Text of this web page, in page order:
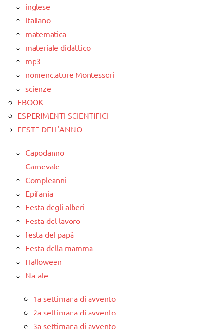
inglese
italiano
matematica
materiale didattico
mp3
nomenclature Montessori
scienze
EBOOK
ESPERIMENTI SCIENTIFICI
FESTE DELL'ANNO
Capodanno
Carnevale
Compleanni
Epifania
Festa degli alberi
Festa del lavoro
festa del papà
Festa della mamma
Halloween
Natale
1a settimana di avvento
2a settimana di avvento
3a settimana di avvento